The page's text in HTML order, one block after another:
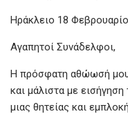
Hράκλειο 18
Αγαπητοί Συνάδελφοι,
Η πρόσφατη αθώωσή μου
και μάλιστα με
μιας θητείας και